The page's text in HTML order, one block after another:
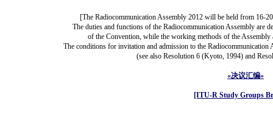
[The Radiocommunication Assembly 2012 will be held from 16-
The duties and functions of the Radiocommunication Assembly are
of the Convention, while the working methods of the
The conditions for invitation and admission to the
(see also Resolution 6 (Kyoto, 1994) and
«决议汇编»
[ITU-R Study Groups